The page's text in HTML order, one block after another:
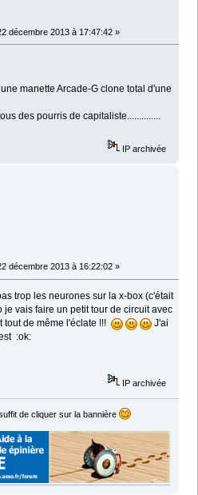
décembre 2013 à 17:47:42 »
manette Arcade-G clone total d'une
des pourris de capitaliste..............
IP archivée
décembre 2013 à 16:22:02 »
trop les neurones sur la x-box (c'était
je vais faire un petit tour de circuit avec
tout de même l'éclate !!!
J'ai
:ok:
IP archivée
de cliquer sur la bannière